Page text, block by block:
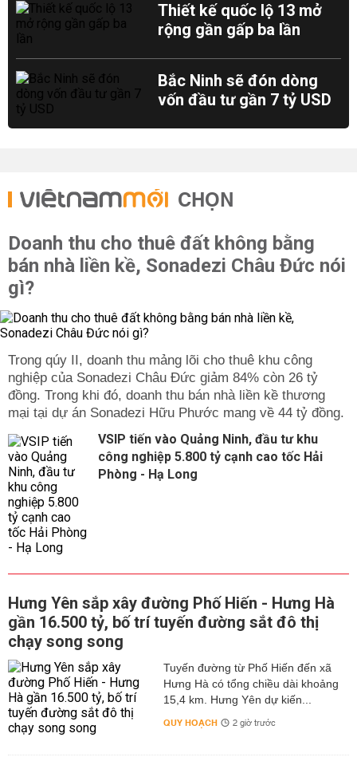
Thiết kế quốc lộ 13 mở
rộng gần gấp ba lần
Bắc Ninh sẽ đón dòng
vốn đầu tư gần 7 tỷ USD
CHỌN
Doanh thu cho thuê đất không bằng
bán nhà liền kề, Sonadezi Châu Đức nói
gì?
Trong qúy II, doanh thu mảng lõi cho thuê khu công
nghiệp của Sonadezi Châu Đức giảm 84% còn 26 tỷ
đồng. Trong khi đó, doanh thu bán nhà liền kề thương
mại tại dự án Sonadezi Hữu Phước mang về 44 tỷ đồng.
VSIP tiến vào Quảng Ninh, đầu tư khu
công nghiệp 5.800 tỷ cạnh cao tốc Hải
Phòng - Hạ Long
Hưng Yên sắp xây đường Phố Hiến - Hưng Hà
gần 16.500 tỷ, bố trí tuyến đường sắt đô thị
chạy song song
Tuyến đường từ Phố Hiến đến xã
Hưng Hà có tổng chiều dài khoảng
15,4 km. Hưng Yên dự kiến...
QUY HOẠCH 2 giờ trước